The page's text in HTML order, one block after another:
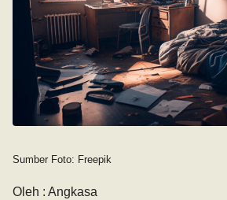
Sumber Foto: Freepik
Oleh : Angkasa